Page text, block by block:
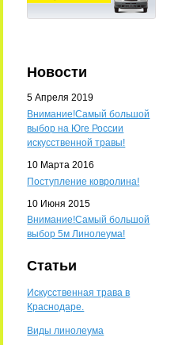
Новости
5 Апреля 2019
Внимание!Самый большой
выбор на Юге России
искусственной травы!
10 Марта 2016
Поступление ковролина!
10 Июня 2015
Внимание!Самый большой
выбор 5м Линолеума!
Статьи
Искусственная трава в
Краснодаре.
Виды линолеума